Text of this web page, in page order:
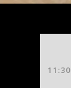
11:30